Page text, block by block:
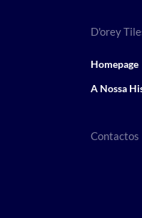
D'orey
Homepage
A Nossa
Contactos